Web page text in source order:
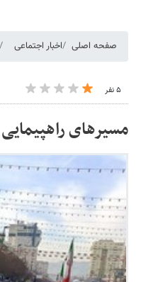
صفحه اصلی اخبار اجتماعی
۵ نفر
مسیرهای راهپیمایی ۲۲ بهمن در تهران